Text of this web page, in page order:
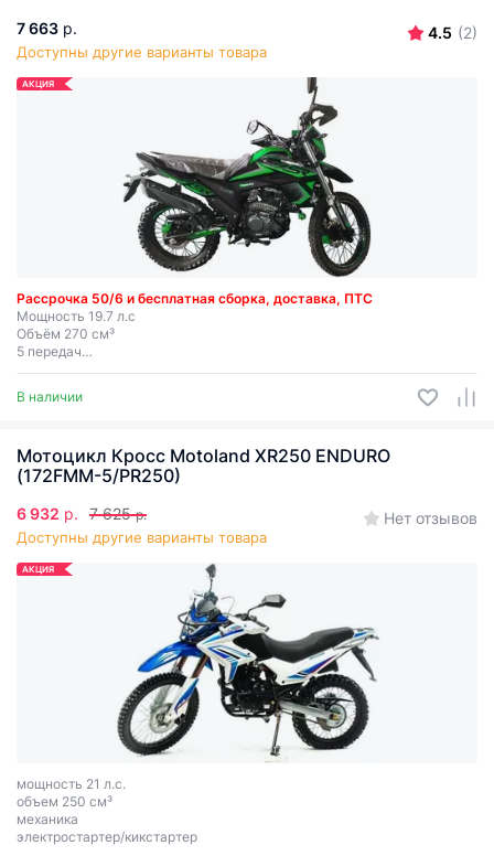
7 663 р.
Доступны другие варианты товара
4.5 (2)
АКЦИЯ
Рассрочка 50/6 и бесплатная сборка, доставка, ПТС
Мощность 19.7 л.с
Объём 270 см³
5 передач
Электростартер + кик-стартер
В наличии
Мотоцикл Кросс Motoland XR250 ENDURO
(172FMM-5/PR250)
6 932 р. 7 625 р.
Доступны другие варианты товара
Нет отзывов
АКЦИЯ
мощность 21 л.с.
объем 250 см³
механика
электростартер/кикстартер